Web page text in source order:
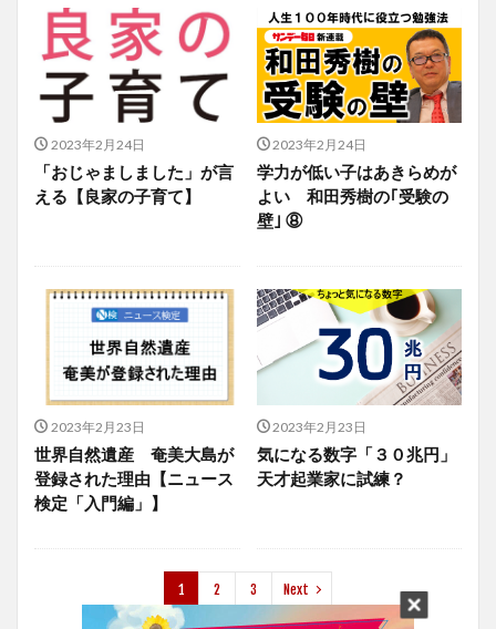
2023年2月24日
「おじゃましました」が言
える【良家の子育て】
2023年2月24日
学力が低い子はあきらめが
よい 和田秀樹の｢受験の
壁｣ ⑧
2023年2月23日
世界自然遺産 奄美大島が
登録された理由【ニュース
検定「入門編」】
2023年2月23日
気になる数字「３０兆円」
天才起業家に試練？
1 2 3 Next